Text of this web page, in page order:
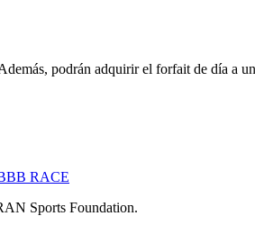
podrán adquirir el forfait de día a
RACE
Sports Foundation.